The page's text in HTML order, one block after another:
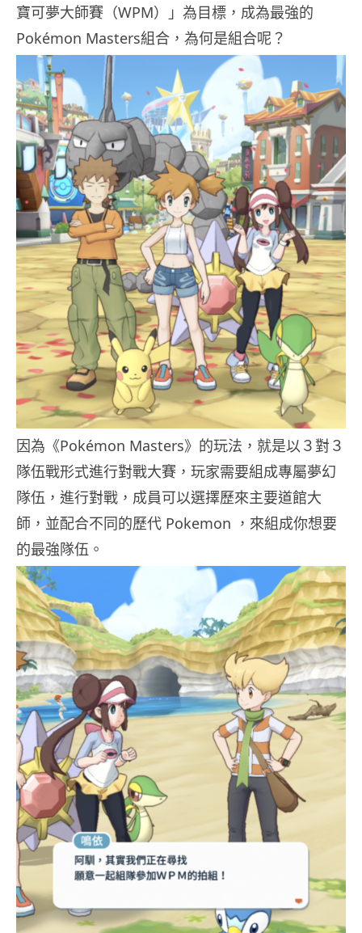
寶可夢大師賽（WPM）」為目標，成為最強的
Pokémon Masters組合，為何是組合呢？
因為《Pokémon Masters》的玩法，就是以３對３
隊伍戰形式進行對戰大賽，玩家需要組成專屬夢幻
隊伍，進行對戰，成員可以選擇歷來主要道館大
師，並配合不同的歷代 Pokemon ，來組成你想要
的最強隊伍。